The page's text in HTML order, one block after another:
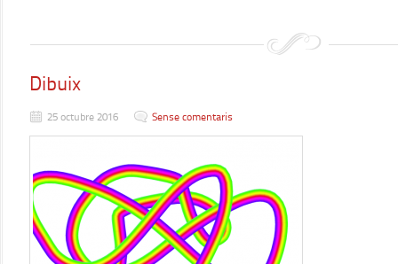
Dibuix
25 octubre 2016 Sense comentaris